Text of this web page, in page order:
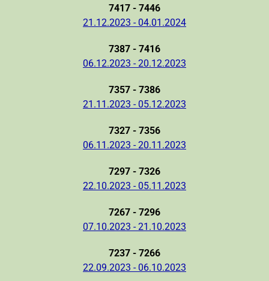
7417 - 7446
21.12.2023 - 04.01.2024
7387 - 7416
06.12.2023 - 20.12.2023
7357 - 7386
21.11.2023 - 05.12.2023
7327 - 7356
06.11.2023 - 20.11.2023
7297 - 7326
22.10.2023 - 05.11.2023
7267 - 7296
07.10.2023 - 21.10.2023
7237 - 7266
22.09.2023 - 06.10.2023